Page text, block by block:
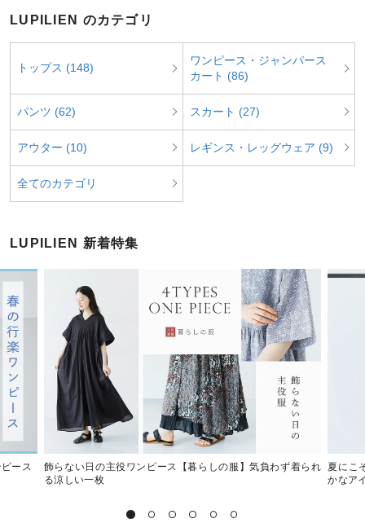
LUPILIEN のカテゴリ
トップス (148)
ワンピース・ジャンパース
カート (86)
パンツ (62) スカート (27)
アウター (10) レギンス・レッグウェア (9)
全てのカテゴリ
LUPILIEN 新着特集
ース
飾らない日の主役ワンピース【暮らしの服】気負わず着られ
る涼しい一枚
夏にこ
かなア